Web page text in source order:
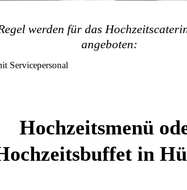
werden für das
angeboten:
Servicepersonal
Hochzeitsmenü
in